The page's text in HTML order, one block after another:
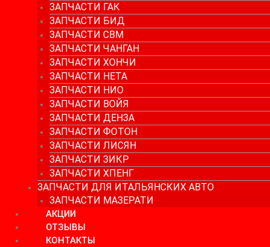
ЗАПЧАСТИ ГАК
ЗАПЧАСТИ БИД
ЗАПЧАСТИ СВМ
ЗАПЧАСТИ ЧАНГАН
ЗАПЧАСТИ ХОНЧИ
ЗАПЧАСТИ НЕТА
ЗАПЧАСТИ НИО
ЗАПЧАСТИ ВОЙЯ
ЗАПЧАСТИ ДЕНЗА
ЗАПЧАСТИ ФОТОН
ЗАПЧАСТИ ЛИСЯН
ЗАПЧАСТИ ЗИКР
ЗАПЧАСТИ ХПЕНГ
ЗАПЧАСТИ ДЛЯ ИТАЛЬЯНСКИХ АВТО
ЗАПЧАСТИ МАЗЕРАТИ
АКЦИИ
ОТЗЫВЫ
КОНТАКТЫ